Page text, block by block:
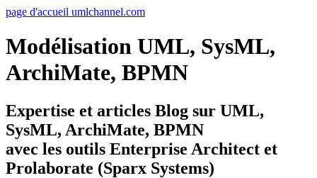
page d'accueil umlchannel.com
Modélisation UML, SysML,
ArchiMate, BPMN
Expertise et articles Blog sur UML,
SysML, ArchiMate, BPMN
avec les outils Enterprise Architect et
Prolaborate (Sparx Systems)